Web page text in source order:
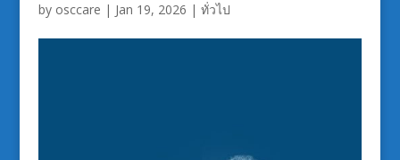
by osccare | Jan 19, 2026 | ทั่วไป